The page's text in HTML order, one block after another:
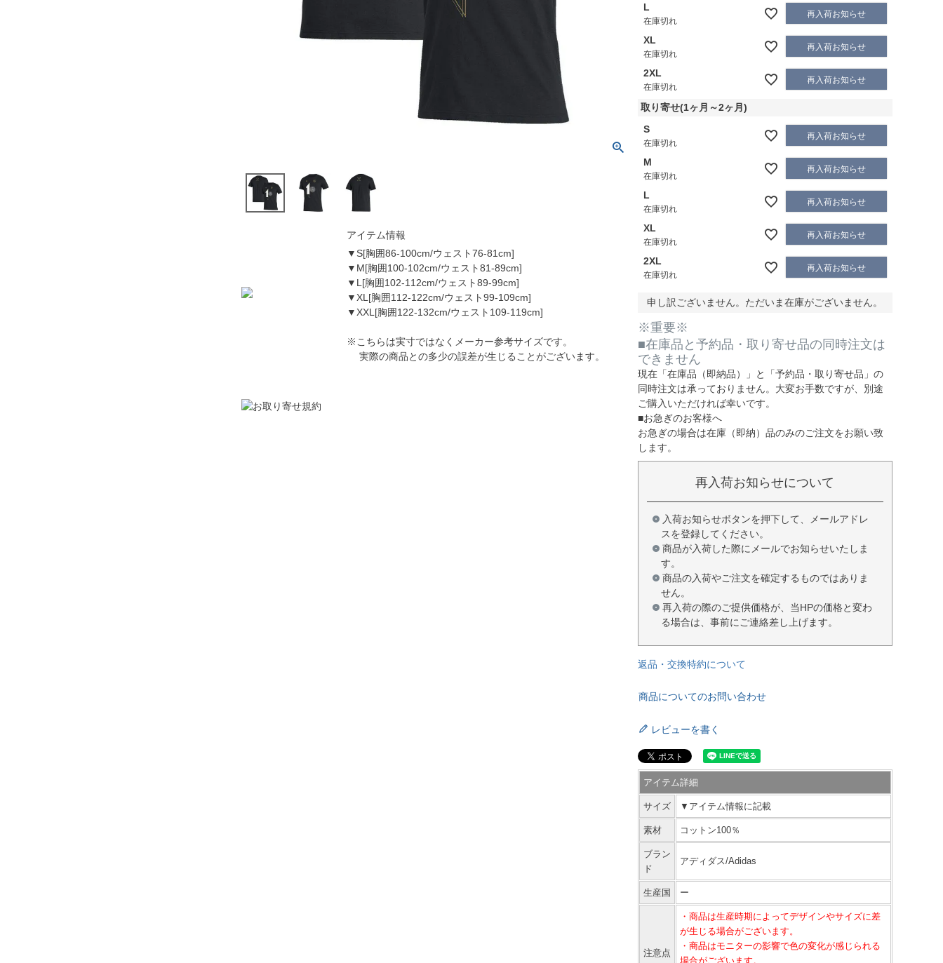
アイテム情報
▼S[胸囲86-100cm/ウェスト76-81cm]
▼M[胸囲100-102cm/ウェスト81-89cm]
▼L[胸囲102-112cm/ウェスト89-99cm]
▼XL[胸囲112-122cm/ウェスト99-109cm]
▼XXL[胸囲122-132cm/ウェスト109-119cm]
※こちらは実寸ではなくメーカー参考サイズです。
実際の商品との多少の誤差が生じることがございます。
L
在庫切れ
再入荷お知らせ
XL
在庫切れ
再入荷お知らせ
2XL
在庫切れ
再入荷お知らせ
取り寄せ(1ヶ月～2ヶ月)
S
在庫切れ
再入荷お知らせ
M
在庫切れ
再入荷お知らせ
L
在庫切れ
再入荷お知らせ
XL
在庫切れ
再入荷お知らせ
2XL
在庫切れ
再入荷お知らせ
申し訳ございません。ただいま在庫がございません。
※重要※
■在庫品と予約品・取り寄せ品の同時注文は
できません
現在「在庫品（即納品）」 と 「予約品・取り寄せ品」 の
同時注文は承っておりません。大変お手数ですが、別途
ご購入いただければ幸いです。
■お急ぎのお客様へ
お急ぎの場合は在庫（即納）品のみのご注文をお願い致
します。
再入荷お知らせについて
入荷お知らせボタンを押下して、メールアドレ
スを登録してください。
商品が入荷した際にメールでお知らせいたしま
す。
商品の入荷やご注文を確定するものではありま
せん。
再入荷の際のご提供価格が、当HPの価格と変わ
る場合は、事前にご連絡差し上げます。
返品・交換特約について
商品についてのお問い合わせ
レビューを書く
アイテム詳細
サイズ ▼アイテム情報に記載
素材 コットン100％
ブラン
ド
アディダス/Adidas
生産国 ー
注意点
・商品は生産時期によってデザインやサイズに差
が生じる場合がございます。
・商品はモニターの影響で色の変化が感じられる
場合がございます。